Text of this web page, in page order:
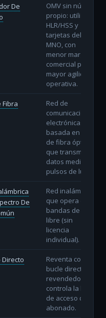
De
OMV sin núcleo
propio: utiliza
HLR/HSS y
tarjetas del
MNO, con
menor margen
comercial pero
mayor agilidad
operativa.
Fibra
Red de
comunicaciones
electrónicas
basada en hilos
de fibra óptica
que transmiten
datos mediante
pulsos de luz.
De
Red inalámbrica
que opera en
bandas de uso
libre (sin
licencia
individual).
Directo
Reventa con
bucle directo: el
revendedor
controla la línea
de acceso del
abonado.